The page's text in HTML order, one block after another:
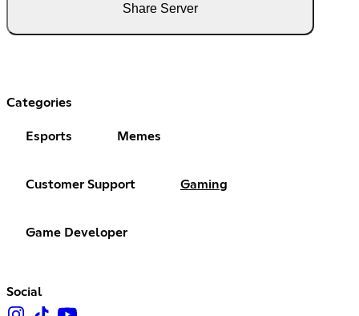
Share Server
Categories
Esports Memes
Customer Support Gaming
Game Developer
Social